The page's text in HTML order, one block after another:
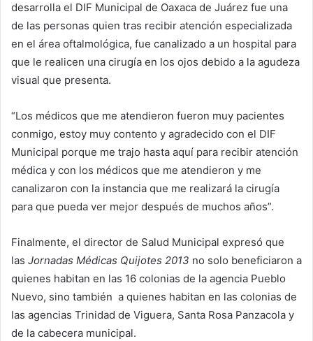
desarrolla el DIF Municipal de Oaxaca de Juárez fue una
de las personas quien tras recibir atención especializada
en el área oftalmológica, fue canalizado a un hospital para
que le realicen una cirugía en los ojos debido a la agudeza
visual que presenta.
“Los médicos que me atendieron fueron muy pacientes
conmigo, estoy muy contento y agradecido con el DIF
Municipal porque me trajo hasta aquí para recibir atención
médica y con los médicos que me atendieron y me
canalizaron con la instancia que me realizará la cirugía
para que pueda ver mejor después de muchos años”.
Finalmente, el director de Salud Municipal expresó que
las Jornadas Médicas Quijotes 2013 no solo beneficiaron a
quienes habitan en las 16 colonias de la agencia Pueblo
Nuevo, sino también a quienes habitan en las colonias de
las agencias Trinidad de Viguera, Santa Rosa Panzacola y
de la cabecera municipal.